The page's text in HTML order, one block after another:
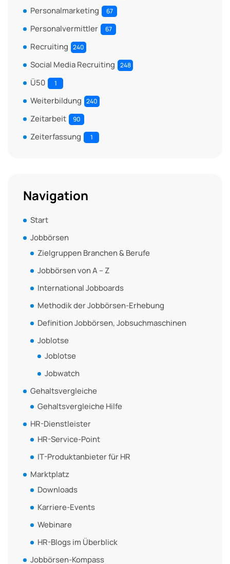
Personalmarketing 67
Personalvermittler 67
Recruiting 240
Social Media Recruiting 248
Ü50 1
Weiterbildung 240
Zeitarbeit 90
Zeiterfassung 1
Navigation
Start
Jobbörsen
Zielgruppen Branchen & Berufe
Jobbörsen von A – Z
International Jobboards
Methodik der Jobbörsen-Erhebung
Definition Jobbörsen, Jobsuchmaschinen
Joblotse
Joblotse
Jobwatch
Gehaltsvergleiche
Gehaltsvergleiche Hilfe
HR-Dienstleister
HR-Service-Point
IT-Produktanbieter für HR
Marktplatz
Downloads
Karriere-Events
Webinare
HR-Blogs im Überblick
Jobbörsen-Kompass